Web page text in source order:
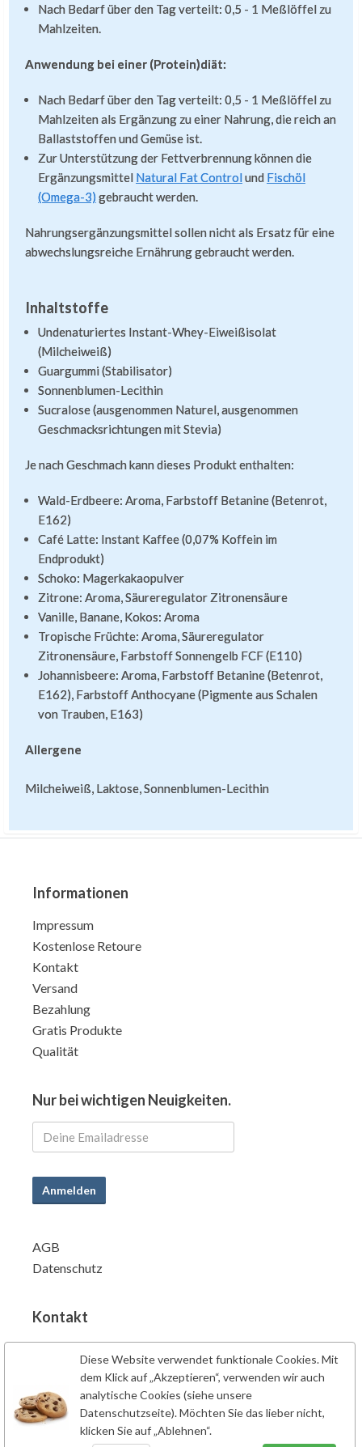
Diese Website verwendet funktionale Cookies. Mit
dem Klick auf „Akzeptieren“, verwenden wir auch
analytische Cookies (siehe unsere
Datenschutzseite). Möchten Sie das lieber nicht,
klicken Sie auf „Ablehnen“.
Nach Bedarf über den Tag verteilt: 0,5 - 1 Meßlöffel zu
Mahlzeiten.
Anwendung bei einer (Protein)diät:
Nach Bedarf über den Tag verteilt: 0,5 - 1 Meßlöffel zu
Mahlzeiten als Ergänzung zu einer Nahrung, die reich an
Ballaststoffen und Gemüse ist.
Zur Unterstützung der Fettverbrennung können die
Ergänzungsmittel Natural Fat Controlund Fischöl
(Omega-3) gebraucht werden.
Nahrungsergänzungsmittel sollen nicht als Ersatz für eine
abwechslungsreiche Ernährung gebraucht werden.
Inhaltstoffe
Undenaturiertes Instant-Whey-Eiweißisolat
(Milcheiweiß)
Guargummi (Stabilisator)
Sonnenblumen-Lecithin
Sucralose (ausgenommen Naturel, ausgenommen
Geschmacksrichtungen mit Stevia)
Je nach Geschmach kann dieses Produkt enthalten:
Wald-Erdbeere: Aroma, Farbstoff Betanine (Betenrot,
E162)
Café Latte: Instant Kaffee (0,07% Koffein im
Endprodukt)
Schoko: Magerkakaopulver
Zitrone: Aroma, Säureregulator Zitronensäure
Vanille, Banane, Kokos: Aroma
Tropische Früchte: Aroma, Säureregulator
Zitronensäure, Farbstoff Sonnengelb FCF (E110)
Johannisbeere: Aroma, Farbstoff Betanine (Betenrot,
E162), Farbstoff Anthocyane (Pigmente aus Schalen
von Trauben, E163)
Allergene
Milcheiweiß, Laktose, Sonnenblumen-Lecithin
Informationen
Impressum
Kostenlose Retoure
Kontakt
Versand
Bezahlung
Gratis Produkte
Qualität
Nur bei wichtigen Neuigkeiten.
Anmelden
AGB
Datenschutz
Kontakt
Power Supplements BV
Fahrenheitstraat 7
6662PZ Elst
Niederlande